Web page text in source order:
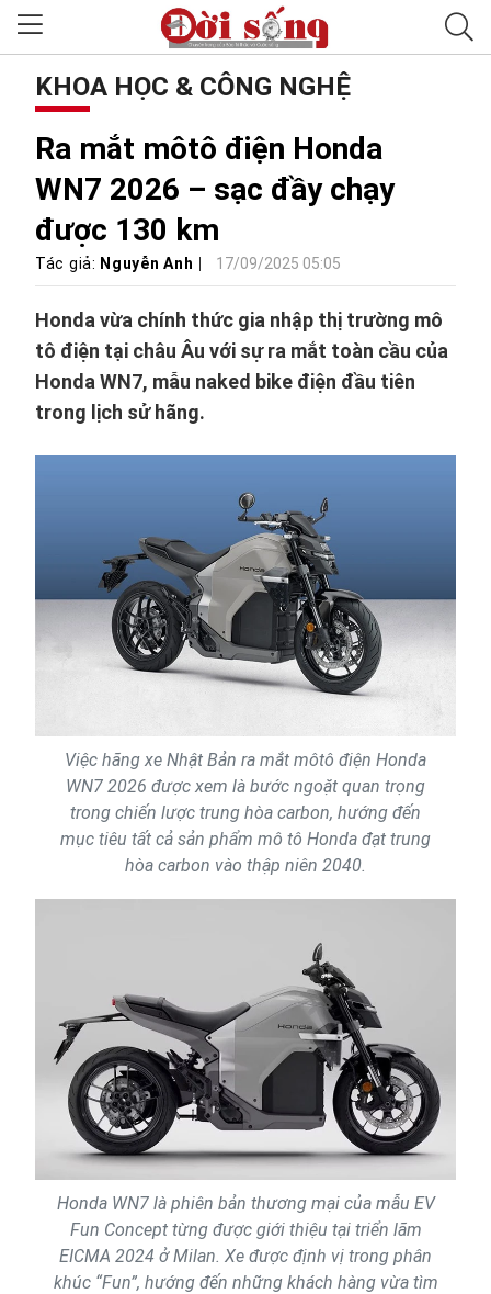
KHOA HỌC & CÔNG NGHỆ
Ra mắt môtô điện Honda
WN7 2026 – sạc đầy chạy
được 130 km
Tác giả: Nguyễn Anh 17/09/2025 05:05
Honda vừa chính thức gia nhập thị trường mô
tô điện tại châu Âu với sự ra mắt toàn cầu của
Honda WN7, mẫu naked bike điện đầu tiên
trong lịch sử hãng.
Việc hãng xe Nhật Bản ra mắt môtô điện Honda
WN7 2026 được xem là bước ngoặt quan trọng
trong chiến lược trung hòa carbon, hướng đến
mục tiêu tất cả sản phẩm mô tô Honda đạt trung
hòa carbon vào thập niên 2040.
Honda WN7 là phiên bản thương mại của mẫu EV
Fun Concept từng được giới thiệu tại triển lãm
EICMA 2024 ở Milan. Xe được định vị trong phân
khúc “Fun”, hướng đến những khách hàng vừa tìm